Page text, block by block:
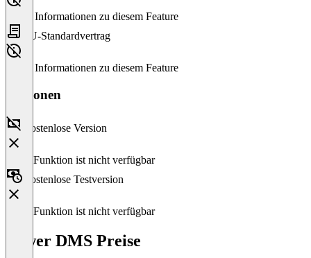
Keine Informationen zu diesem Feature
EU-Standardvertrag
Keine Informationen zu diesem Feature
Versionen
Kostenlose Version
Diese Funktion ist nicht verfügbar
Kostenlose Testversion
Diese Funktion ist nicht verfügbar
Power DMS Preise